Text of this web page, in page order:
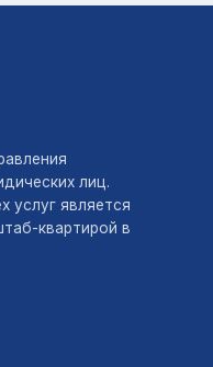
лиц.
услуг является
квартирой в